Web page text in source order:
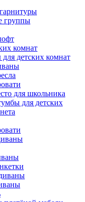
группы
комнат
детских комнат
для школьника
для детских